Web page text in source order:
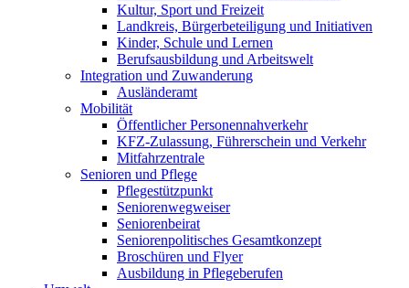
Kultur, Sport und Freizeit
Landkreis, Bürgerbeteiligung und Initiativen
Kinder, Schule und Lernen
Berufsausbildung und Arbeitswelt
Integration und Zuwanderung
Ausländeramt
Mobilität
Öffentlicher Personennahverkehr
KFZ-Zulassung, Führerschein und Verkehr
Mitfahrzentrale
Senioren und Pflege
Pflegestützpunkt
Seniorenwegweiser
Seniorenbeirat
Seniorenpolitisches Gesamtkonzept
Broschüren und Flyer
Ausbildung in Pflegeberufen